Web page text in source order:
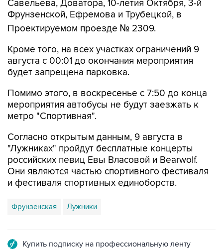
Проектируемом проезде № 2309.
Кроме того, на всех участках ограничений 9
будет запрещена парковка.
Помимо этого, в воскресенье с 7:50 до конца
метро "Спортивная".
Согласно открытым данным, 9 августа в
российских певиц Евы Власовой и Bearwolf.
Они являются частью спортивного фестиваля
и фестиваля спортивных единоборств.
Фрунзенская Лужники
Подписаться на рассылку главных новостей сайта